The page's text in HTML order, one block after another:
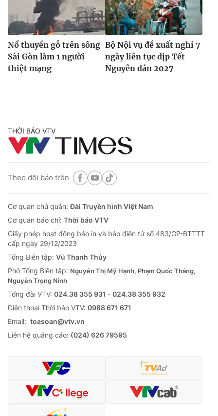
Nổ thuyền gỗ trên sông
Sài Gòn làm 1 người
thiệt mạng
Bộ Nội vụ đề xuất nghỉ 7
ngày liên tục dịp Tết
Nguyên đán 2027
THỜI BÁO VTV
Theo dõi báo trên
Cơ quan chủ quản:Đài Truyền hình Việt Nam
Cơ quan báo chí: Thời báo VTV
Giấy phép hoạt động báo in và báo điện tử số 483/GP-BTTTT
cấp ngày 29/12/2023
Tổng Biên tập: Vũ Thanh Thủy
Phó Tổng Biên tập: Nguyễn Thị Mỹ Hạnh, Phạm Quốc Thắng,
Nguyễn Trọng Ninh
Tổng đài VTV: 024.38 355 931 - 024.38 355 932
Ðiện thoại Thời báo VTV: 0988 671 671
Email: toasoan@vtv.vn
Liên hệ quảng cáo: (024) 626 79595